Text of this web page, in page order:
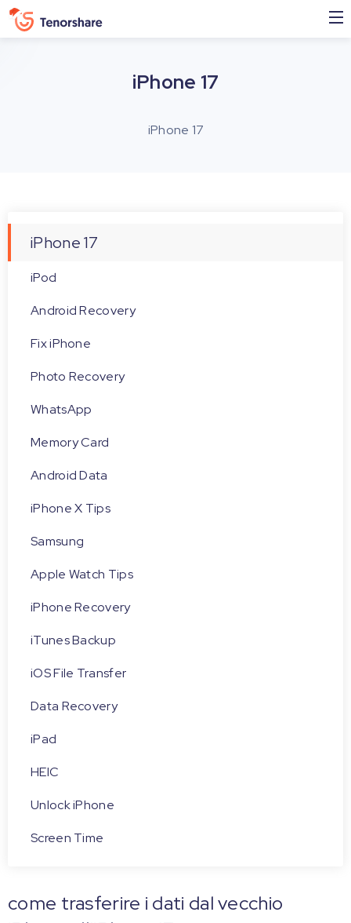
iPhone 17
iPhone 17
iPhone 17
iPod
Android Recovery
Fix iPhone
Photo Recovery
WhatsApp
Memory Card
Android Data
iPhone X Tips
Samsung
Apple Watch Tips
iPhone Recovery
iTunes Backup
iOS File Transfer
Data Recovery
iPad
HEIC
Unlock iPhone
Screen Time
come trasferire i dati dal vecchio